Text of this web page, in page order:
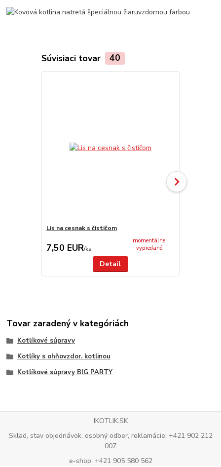
Súvisiaci tovar 40
Lis na cesnak s čističom
7,50 EUR/ks
momentálne
vypredané
Detail
Tovar zaradený v kategóriách
Kotlíkové súpravy
Kotlíky s ohňovzdor. kotlinou
Kotlíkové súpravy BIG PARTY
IKOTLIK.SK
Sklad, stav objednávok, osobný odber, reklamácie: +421 902 212
007
e-shop: +421 905 580 562